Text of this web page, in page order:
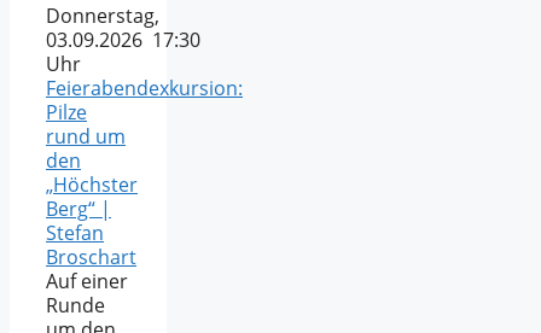
Donnerstag,
03.09.2026 17:30
Uhr
Feierabendexkursion:
Pilze
rund um
den
„Höchster
Berg“ |
Stefan
Broschart
Auf einer
Runde